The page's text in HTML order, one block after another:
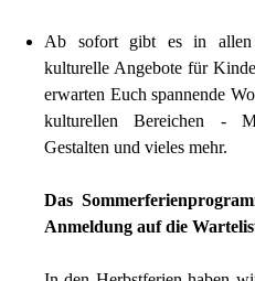
Ab sofort gibt es in allen
kulturelle Angebote für
erwarten Euch spannende
kulturellen Bereichen -
Gestalten und vieles mehr.
Das
Anmeldung auf die